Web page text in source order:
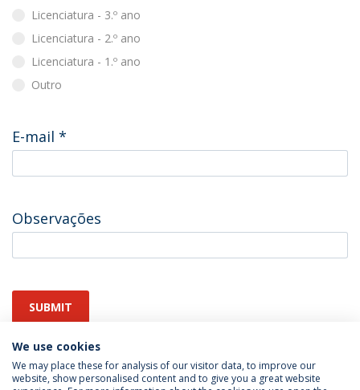
Licenciatura - 3.º ano
Licenciatura - 2.º ano
Licenciatura - 1.º ano
Outro
E-mail *
Observações
SUBMIT
We use cookies
We may place these for analysis of our visitor data, to improve our
website, show personalised content and to give you a great website